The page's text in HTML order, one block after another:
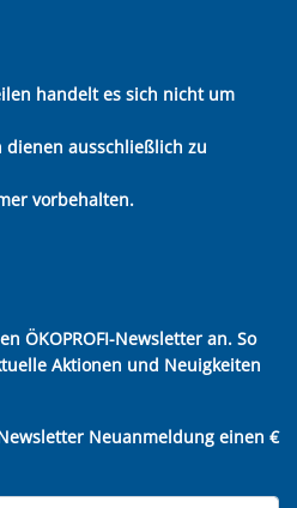
handelt es sich nicht um
ausschließlich zu
vorbehalten.
ÖKOPROFI-Newsletter an. So
Aktionen und Neuigkeiten
Neuanmeldung einen €